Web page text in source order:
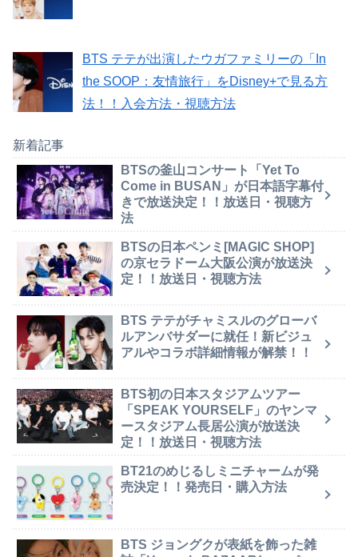
BTS テテが出演したウガファミリーの「In
the SOOP：友情旅行」をDisney+で見る方
法！！入会方法・視聴方法
新着記事
BTSの釜山コンサート「Yet To
Come in BUSAN」が日本語字幕付
きで放送決定！！放送日・視聴方
法
BTSの日本ペンミ[MAGIC SHOP]
の京セラドーム大阪公演が放送決
定！！放送日・視聴方法
BTS テテがチャミスルのグローバ
ルアンバサダーに就任！新ビジュ
アルやコラボ詳細情報が解禁！！
BTS初の日本スタジアムツアー
「SPEAK YOURSELF」のヤンマ
ースタジアム長居公演が放送決
定！！放送日・視聴方法
BT21のめじるしミニチャームが発
売決定！！発売日・購入方法
BTS ジョングクが表紙を飾った雑